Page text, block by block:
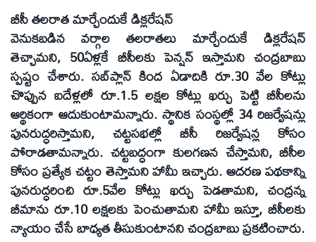
బీసీ తలరాత మార్చేందుకే డిక్లరేషన్‌
వెనుకబడిన వర్గాల తలరాతలు మార్చేందుకే డిక్లరేషన్‌
తెచ్చామని, 50ఏళ్లకే బీసీలకు పెన్షన్‌ ఇస్తామని చంద్రబాబు
స్పష్టం చేశారు. సబ్‌ప్లాన్‌ కింద ఏడాదికి రూ.30 వేల కోట్లు
చొప్పున ఐదేళ్లలో రూ.1.5 లక్షల కోట్లు ఖర్చు పెట్టి బీసీలను
ఆర్థికంగా ఆదుకుంటామన్నారు. స్థానిక సంస్థల్లో 34 రిజర్వేషన్లు
పునరుద్ధరిస్తామని, చట్టసభల్లో బీసీ రిజర్వేషన్ల కోసం
పోరాడతామన్నారు. చట్టబద్ధంగా కులగణన చేస్తామని, బీసీల
కోసం ప్రత్యేక చట్టం తెస్తామని హామీ ఇచ్చారు. ఆదరణ పథకాన్ని
పునరుద్ధరించి రూ.5వేల కోట్లు ఖర్చు పెడతామని, చంద్రన్న
బీమాను రూ.10 లక్షలకు పెంచుతామని హామీ ఇస్తూ, బీసీలకు
న్యాయం చేసే బాధ్యత తీసుకుంటానని చంద్రబాబు ప్రకటించారు.